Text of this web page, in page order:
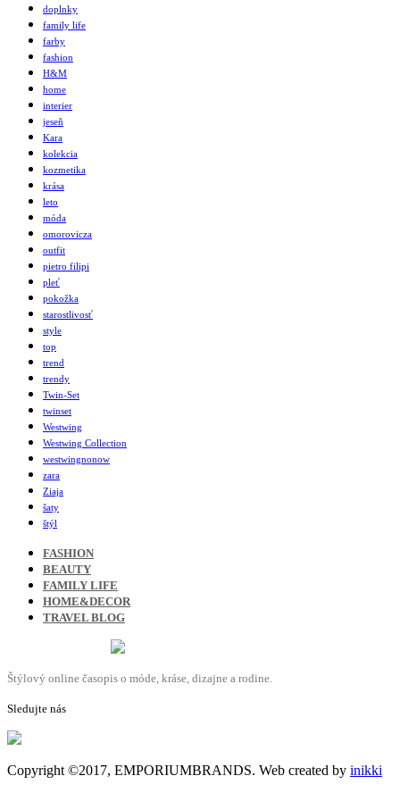
doplnky
family life
farby
fashion
H&M
home
interier
jeseň
Kara
kolekcia
kozmetika
krása
leto
móda
omorovicza
outfit
pietro filipi
pleť
pokožka
starostlivosť
style
top
trend
trendy
Twin-Set
twinset
Westwing
Westwing Collection
westwingnonow
zara
Ziaja
šaty
štýl
FASHION
BEAUTY
FAMILY LIFE
HOME&DECOR
TRAVEL BLOG
Štýlový online časopis o móde, kráse, dizajne a rodine.
Sledujte nás
Copyright ©2017, EMPORIUMBRANDS. Web created by inikki